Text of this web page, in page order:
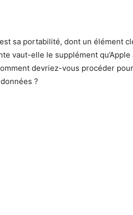
est sa portabilité, dont un élément
vaut-elle le supplément
devriez-vous procéder
?